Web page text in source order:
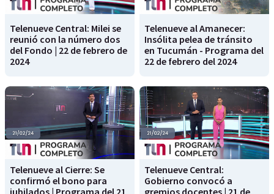
Telenueve Central: Milei se
reunió con la número dos
del Fondo | 22 de febrero de
2024
Telenueve al Amanecer:
Insólita pelea de tránsito
en Tucumán - Programa del
22 de febrero del 2024
Telenueve al Cierre: Se
confirmó el bono para
jubilados | Programa del 21
Telenueve Central:
Gobierno convocó a
gremios docentes | 21 de